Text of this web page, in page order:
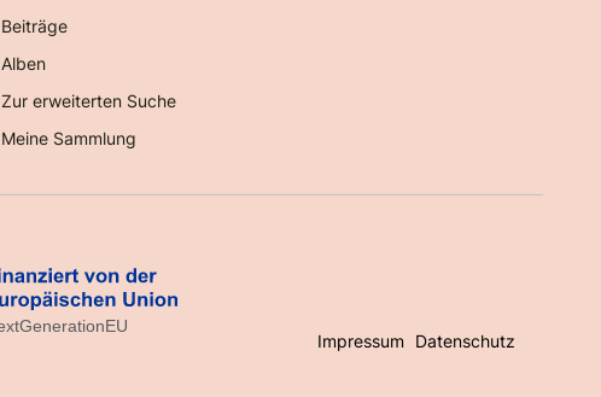
Beiträge
Alben
Zur erweiterten Suche
Meine Sammlung
Impressum Datenschutz